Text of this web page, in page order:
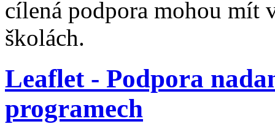
cílená podpora mohou mít
školách.
Leaflet - Podpora
programech